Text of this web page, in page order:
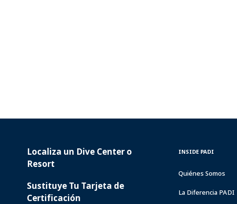
PADI
SERVICES
Localiza un Dive Center o
Resort
Sustituye Tu Tarjeta de
Certificación
INSIDE
INSIDE PADI
Quiénes Somos
La Diferencia PADI